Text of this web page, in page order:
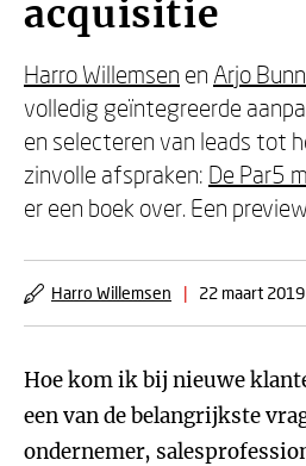
acquisitie
Harro Willemsen en Arjo
volledig geïntegreerde
en selecteren van leads tot
zinvolle afspraken: De Par5
er een boek over. Een
Harro Willemsen | 22 maart 2019
Hoe kom ik bij nieuwe
een van de belangrijkste
ondernemer,